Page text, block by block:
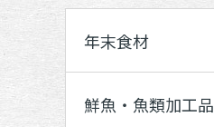
年末食材
鮮魚・魚類加工品